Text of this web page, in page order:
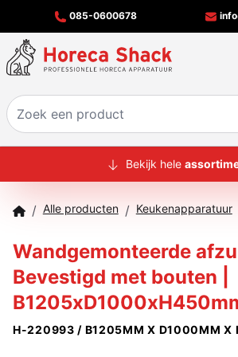
085-0600678
HOME
MERKEN
OFFERTECHECKER
CONTACT
Bekijk hele
/ Alle producten / Keukenapparatuur
Wandgemonteerde
Bevestigd met bouten |
H-220993 / B1205MM X D1000MM X